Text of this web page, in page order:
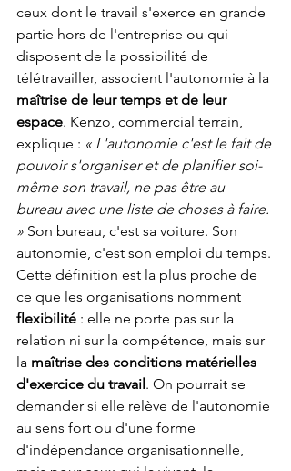
ceux dont le travail s'exerce en grande
partie hors de l'entreprise ou qui
disposent de la possibilité de
télétravailler, associent l'autonomie à la
maîtrise de leur temps et de leur
espace. Kenzo, commercial terrain,
explique : « L'autonomie c'est le fait de
pouvoir s'organiser et de planifier soi-
même son travail, ne pas être au
bureau avec une liste de choses à faire.
» Son bureau, c'est sa voiture. Son
autonomie, c'est son emploi du temps.
Cette définition est la plus proche de
ce que les organisations nomment
flexibilité : elle ne porte pas sur la
relation ni sur la compétence, mais sur
la maîtrise des conditions matérielles
d'exercice du travail. On pourrait se
demander si elle relève de l'autonomie
au sens fort ou d'une forme
d'indépendance organisationnelle,